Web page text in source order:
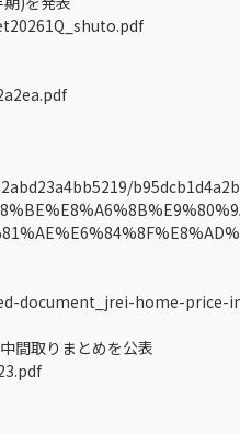
document_jrei-home-price-
間取りまとめを公表